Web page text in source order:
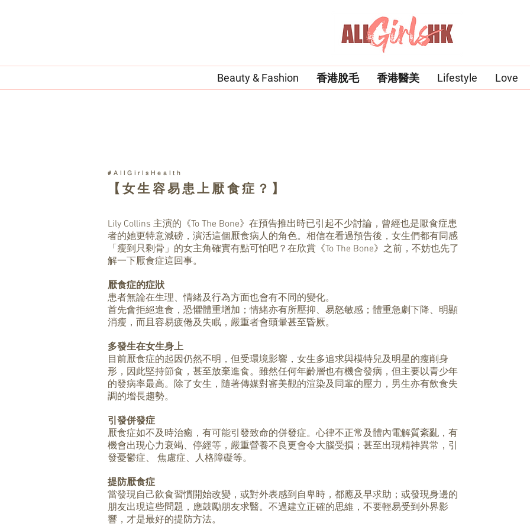
Beauty & Fashion 香港脫毛 香港醫美 Lifestyle Love
#AllGirlsHealth
【女生容易患上厭食症？】
Lily Collins 主演的《To The Bone》在預告推出時已引起不少討論，曾經也是厭食症患
者的她更特意減磅，演活這個厭食病人的角色。相信在看過預告後，女生們都有同感
「瘦到只剩骨」的女主角確實有點可怕吧？在欣賞《To The Bone》之前，不妨也先了
解一下厭食症這回事。
厭食症的症狀
患者無論在生理、情緒及行為方面也會有不同的變化。
首先會拒絕進食，恐懼體重增加；情緒亦有所壓抑、易怒敏感；體重急劇下降、明顯
消瘦，而且容易疲倦及失眠，嚴重者會頭暈甚至昏厥。
多發生在女生身上
目前厭食症的起因仍然不明，但受環境影響，女生多追求與模特兒及明星的瘦削身
形，因此堅持節食，甚至放棄進食。雖然任何年齡層也有機會發病，但主要以青少年
的發病率最高。除了女生，隨著傳媒對審美觀的渲染及同輩的壓力，男生亦有飲食失
調的增長趨勢。
引發併發症
厭食症如不及時治癒，有可能引發致命的併發症。心律不正常及體內電解質紊亂，有
機會出現心力衰竭、停經等，嚴重營養不良更會令大腦受損；甚至出現精神異常，引
發憂鬱症、 焦慮症、人格障礙等。
提防厭食症
當發現自己飲食習慣開始改變，或對外表感到自卑時，都應及早求助；或發現身邊的
朋友出現這些問題，應鼓勵朋友求醫。不過建立正確的思維，不要輕易受到外界影
響，才是最好的提防方法。